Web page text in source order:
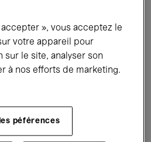
Performances
Jazz
», vous acceptez le
votre appareil pour
sur le site, analyser son
à nos efforts de marketing.
péférences